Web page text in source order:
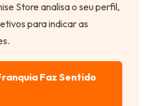
Store analisa o seu perfil,
para indicar as
Faz Sentido